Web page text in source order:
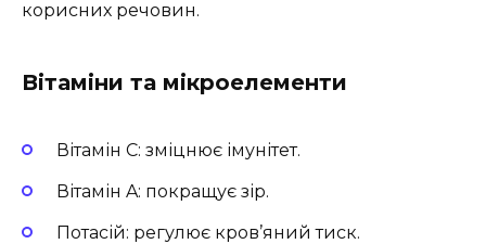
корисних речовин.
Вітаміни та мікроелементи
Вітамін C: зміцнює імунітет.
Вітамін A: покращує зір.
Потасій: регулює кров’яний тиск.